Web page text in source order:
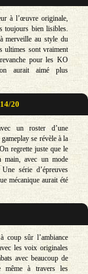
à l’œuvre originale,
toujours bien lisibles.
merveille au style du
ultimes sont vraiment
pour les KO
aurait aimé plus
20
un roster d’une
se révèle à la
regrette juste que le
main, avec un mode
série d’épreuves
mécanique aurait été
coup sûr l’ambiance
les voix originales
avec beaucoup de
même à travers les